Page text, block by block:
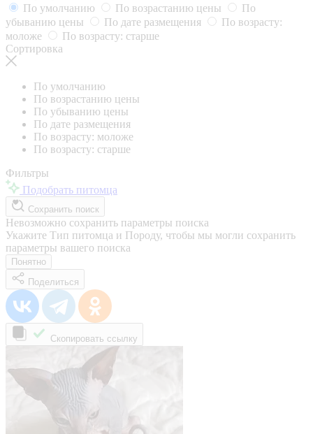
По умолчанию
По возрастанию цены
По
убыванию цены
По дате размещения
По возрасту:
моложе
По возрасту: старше
Сортировка
По умолчанию
По возрастанию цены
По убыванию цены
По дате размещения
По возрасту: моложе
По возрасту: старше
Фильтры
Подобрать питомца
Сохранить поиск
Невозможно сохранить параметры поиска
Укажите Тип питомца и Породу, чтобы мы могли сохранить
параметры вашего поиска
Понятно
Поделиться
Скопировать ссылку